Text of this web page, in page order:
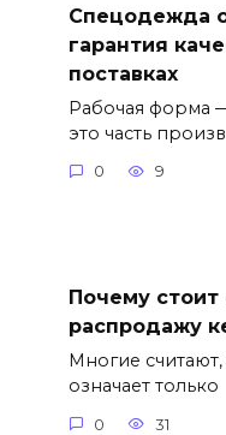
Спецодежда
гарантия
поставках
Рабочая форма
это часть
0 9
Почему стоит
распродажу
Многие
означает только
0 31